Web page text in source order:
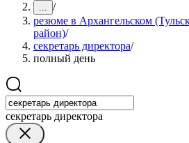
... /
резюме в Архангельском
район)/
секретарь директора/
полный день
секретарь директора